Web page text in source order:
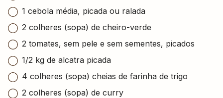
1 cebola média, picada ou ralada
2 colheres (sopa) de cheiro-verde
2 tomates, sem pele e sem sementes, picados
1/2 kg de alcatra picada
4 colheres (sopa) cheias de farinha de trigo
2 colheres (sopa) de curry